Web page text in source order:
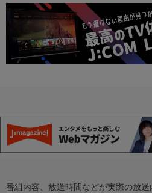
番組内容、放送時間などが実際の放